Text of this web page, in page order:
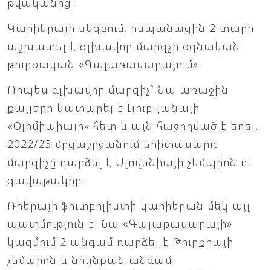
Կարիերայի սկզբում, իսպանացին 2 տարի
աշխատել է գլխավոր մարզչի օգնական
թուրքական «Գալաթասարայում»:
Որպես գլխավոր մարզիչ` նա առաջին
քայլերը կատարել է Լյուբլյանայի
«Օլիմիպիայի» հետ և այն հաջողված է եղել.
2022/23 մրցաշրջանում երիտասարդ
մարզիչը դարձել է Սլովենիայի չեմպիոն ու
գավաթակիր:
Ռիերայի ֆուտբոլիստի կարիերան մեկ այլ
պատմություն է: Նա «Գալաթասարայի»
կազմում 2 անգամ դարձել է Թուրքիայի
չեմպիոն և նույնքան անգամ